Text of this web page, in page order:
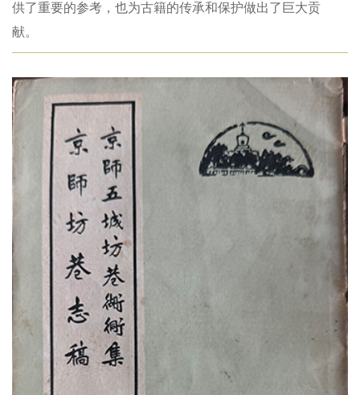
供了重要的参考，也为古籍的传承和保护做出了巨大贡
献。